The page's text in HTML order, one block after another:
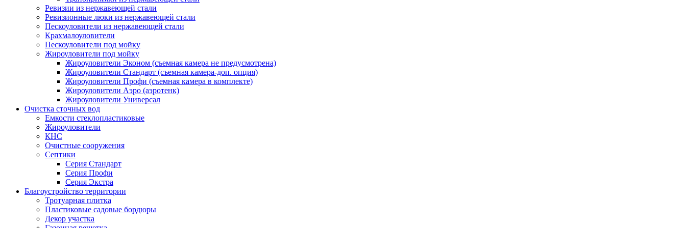
Ревизии из нержавеющей стали
Ревизионные люки из нержавеющей стали
Пескоуловители из нержавеющей стали
Крахмалоуловители
Пескоуловители под мойку
Жироуловители под мойку
Жироуловители Эконом (съемная камера не предусмотрена)
Жироуловители Стандарт (съемная камера-доп. опция)
Жироуловители Профи (съемная камера в комплекте)
Жироуловители Аэро (аэротенк)
Жироуловители Универсал
Очистка сточных вод
Емкости стеклопластиковые
Жироуловители
КНС
Очистные сооружения
Септики
Серия Стандарт
Серия Профи
Серия Экстра
Благоустройство территории
Тротуарная плитка
Пластиковые садовые бордюры
Декор участка